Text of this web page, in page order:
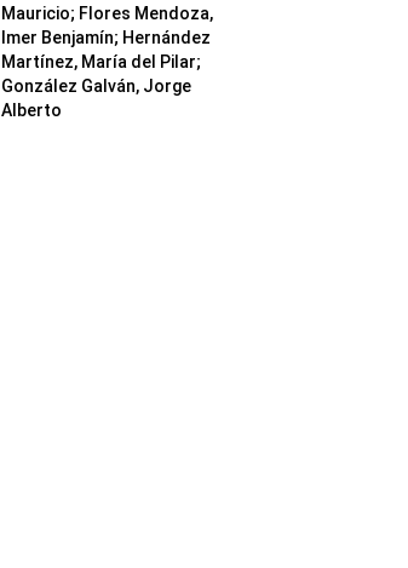
Mauricio; Flores Mendoza,
Imer Benjamín; Hernández
Martínez, María del Pilar;
González Galván, Jorge
Alberto